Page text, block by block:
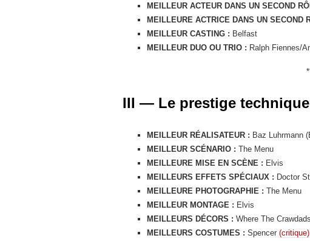
MEILLEUR ACTEUR DANS UN SECOND
MEILLEURE ACTRICE DANS UN SECOND
MEILLEUR CASTING : Belfast
MEILLEUR DUO OU TRIO : Ralph Fiennes/
III — Le prestige
MEILLEUR RÉALISATEUR : Baz Luhrmann
MEILLEUR SCÉNARIO : The Menu
MEILLEURE MISE EN SCÈNE : Elvis
MEILLEURS EFFETS SPÉCIAUX : Doctor
MEILLEURE PHOTOGRAPHIE : The Menu
MEILLEUR MONTAGE : Elvis
MEILLEURS DÉCORS : Where The
MEILLEURS COSTUMES : Spencer (critique)